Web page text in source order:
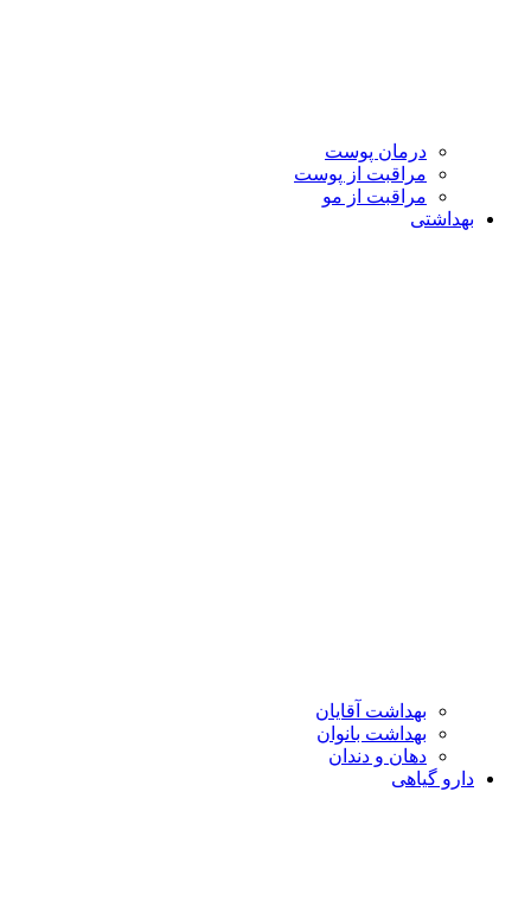
درمان پوست
مراقبت از پوست
مراقبت از مو
بهداشتی
بهداشت آقایان
بهداشت بانوان
دهان و دندان
دارو گیاهی